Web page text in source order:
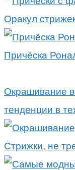
Оракул
Причёска
Окрашивание
тенденции в
Стрижки, не